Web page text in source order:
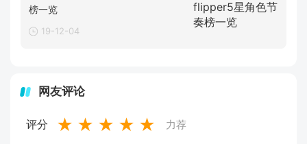
榜一览
19-12-04
网友评论
评分 ★ ★ ★ ★ ★ 力荐